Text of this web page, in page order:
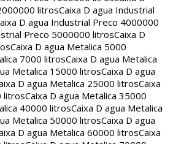
litrosCaixa D agua Industrial
D agua Industrial Preco 4000000
Preco 5000000 litrosCaixa D
Caixa D agua Metalica 5000
7000 litrosCaixa D agua Metalica
Metalica 15000 litrosCaixa D agua
D agua Metalica 25000 litrosCaixa
litrosCaixa D agua Metalica 35000
40000 litrosCaixa D agua Metalica
Metalica 50000 litrosCaixa D agua
D agua Metalica 60000 litrosCaixa